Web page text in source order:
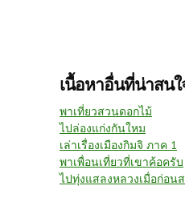
เนื้อหาอื่นที่น่าสนใ
พาเที่ยวสวนดอกไม้
ไปล่องแก่งกันใหม
เล่าเรื่องเมืองกิมจิ ภาค 1
พาเพื่อนเที่ยวที่เขาค้อครับ
ไปทุ่งแสลงหลวงเมื่อก่อน